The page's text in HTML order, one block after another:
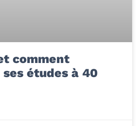
comment
études à 40